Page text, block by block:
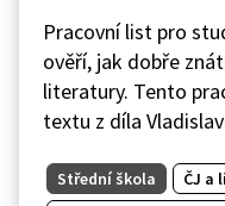
Pracovní list pro
ověří, jak dobře
literatury. Tento
textu z díla
Střední škola
ČJ a